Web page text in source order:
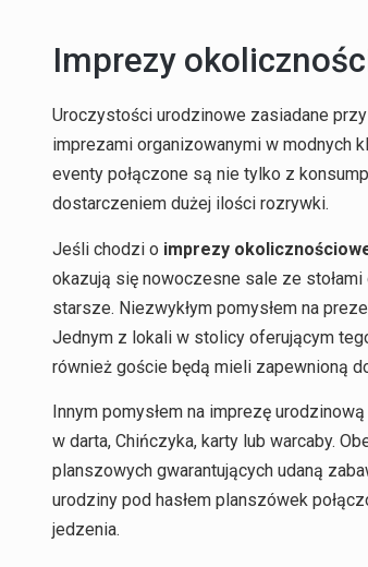
Imprezy
Uroczystości urodzinowe zasiadane
imprezami organizowanymi w modnych
eventy połączone są nie tylko z
dostarczeniem dużej ilości rozrywki.
Jeśli chodzi o imprezy
okazują się nowoczesne sale ze
starsze. Niezwykłym pomysłem na
Jednym z lokali w stolicy oferującym
również goście będą mieli zapewnioną
Innym pomysłem na imprezę
w darta, Chińczyka, karty lub warcaby.
planszowych gwarantujących udaną
urodziny pod hasłem planszówek
jedzenia.